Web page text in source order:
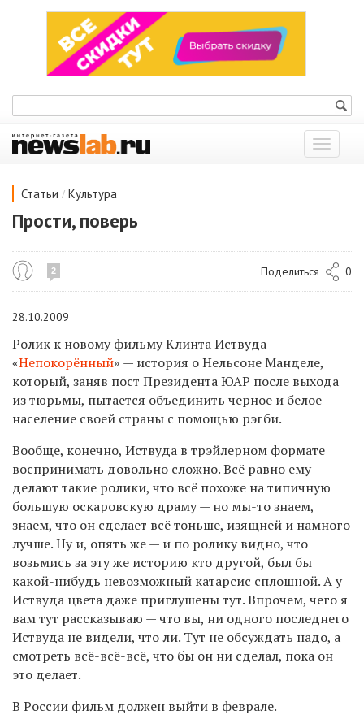
Показать
меню
Статьи / Культура
Прости, поверь
2 Поделиться 0
28.10.2009
Ролик к новому фильму Клинта Иствуда
«Непокорённый» — история о Нельсоне Манделе,
который, заняв пост Президента ЮАР после выхода
из тюрьмы, пытается объединить черное и белое
население своей страны с помощью рэгби.
Вообще, конечно, Иствуда в трэйлерном формате
воспринимать довольно сложно. Всё равно ему
делают такие ролики, что всё похоже на типичную
большую оскаровскую драму — но мы-то знаем,
знаем, что он сделает всё тоньше, изящней и намного
лучше. Ну и, опять же — и по ролику видно, что
возьмись за эту же историю кто другой, был бы
какой-нибудь невозможный катарсис сплошной. А у
Иствуда цвета даже приглушены тут. Впрочем, чего я
вам тут рассказываю — что вы, ни одного последнего
Иствуда не видели, что ли. Тут не обсуждать надо, а
смотреть всё-всё-всё, что бы он ни сделал, пока он
это делает.
В России фильм должен выйти в феврале.